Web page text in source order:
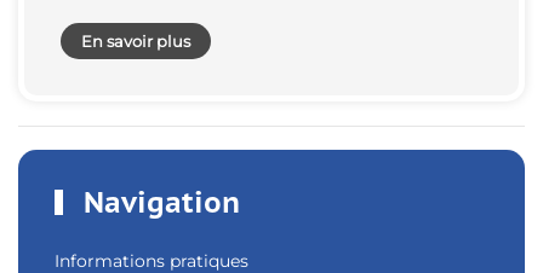
En savoir plus
Navigation
Informations pratiques